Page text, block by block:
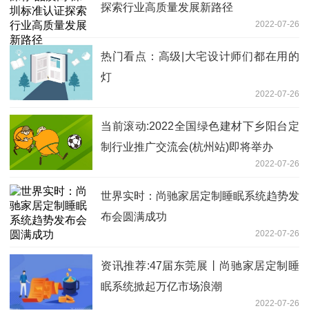
探索行业高质量发展新路径
2022-07-26
热门看点：高级|大宅设计师们都在用的
灯
2022-07-26
当前滚动:2022全国绿色建材下乡阳台定
制行业推广交流会(杭州站)即将举办
2022-07-26
世界实时：尚驰家居定制睡眠系统趋势发
布会圆满成功
2022-07-26
资讯推荐:47届东莞展丨尚驰家居定制睡
眠系统掀起万亿市场浪潮
2022-07-26